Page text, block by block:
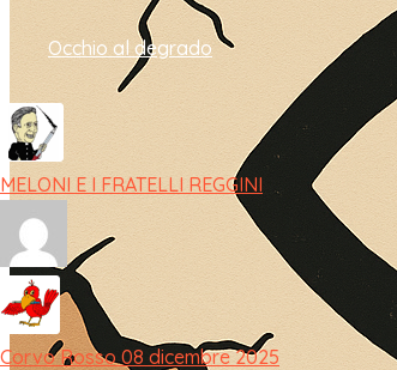
Occhio al degrado
MELONI E I FRATELLI REGGINI
Corvo Rosso 08 dicembre 2025